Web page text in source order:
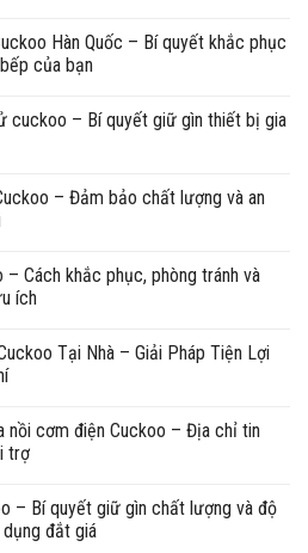
Hàn Quốc – Bí quyết khắc phục
của bạn
cuckoo – Bí quyết giữ gìn thiết bị gia
– Đảm bảo chất lượng và an
– Cách khắc phục, phòng tránh và
ích
Tại Nhà – Giải Pháp Tiện Lợi
nồi cơm điện Cuckoo – Địa chỉ tin
trợ
– Bí quyết giữ gìn chất lượng và độ
đắt giá